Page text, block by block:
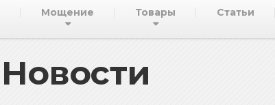
Мощение Товары Статьи
Новости